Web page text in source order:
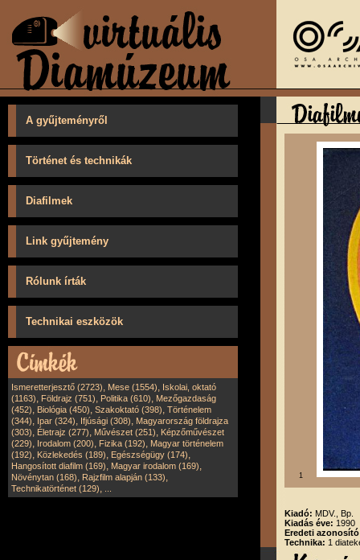
A gyűjteményről
Történet és technikák
Diafilmek
Link gyűjtemény
Rólunk írták
Technikai eszközök
Ismeretterjesztő (2723), Mese (1554), Iskolai, oktató
(1163), Földrajz (751), Politika (610), Mezőgazdaság
(452), Biológia (450), Szakoktató (398), Történelem
(344), Ipar (324), Ifjúsági (308), Magyarország földrajza
(303), Életrajz (277), Művészet (251), Képzőművészet
(229), Irodalom (200), Fizika (192), Magyar történelem
(192), Közlekedés (189), Egészségügy (174),
Hangosított diafilm (169), Magyar irodalom (169),
Növénytan (168), Rajzfilm alapján (133),
Technikatörténet (129),
1
Kiadó: MDV., Bp.
Kiadás éve: 1990
Eredeti
Technika: 1